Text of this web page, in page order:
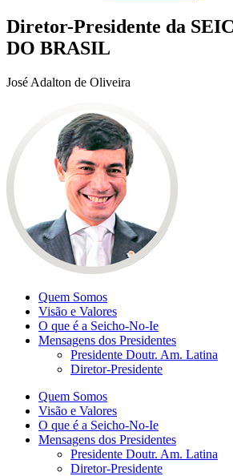
Diretor-Presidente da
DO BRASIL
José Adalton de Oliveira
Quem Somos
Visão e Valores
O que é a Seicho-No-Ie
Mensagens dos Presidentes
Presidente Doutr. Am. Latina
Diretor-Presidente
Quem Somos
Visão e Valores
O que é a Seicho-No-Ie
Mensagens dos Presidentes
Presidente Doutr. Am. Latina
Diretor-Presidente